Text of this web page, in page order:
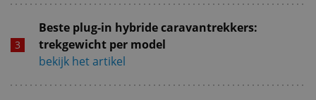
Beste plug-in hybride caravantrekkers:
trekgewicht per model
bekijk het artikel